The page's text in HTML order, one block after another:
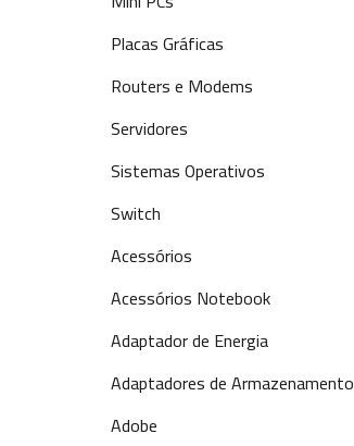
Placas Gráficas
Routers e Modems
Servidores
Sistemas Operativos
Switch
Acessórios
Acessórios Notebook
Adaptador de Energia
Adaptadores de Armazenamento
Adobe